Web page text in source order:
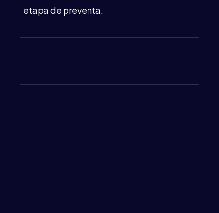
etapa de preventa.